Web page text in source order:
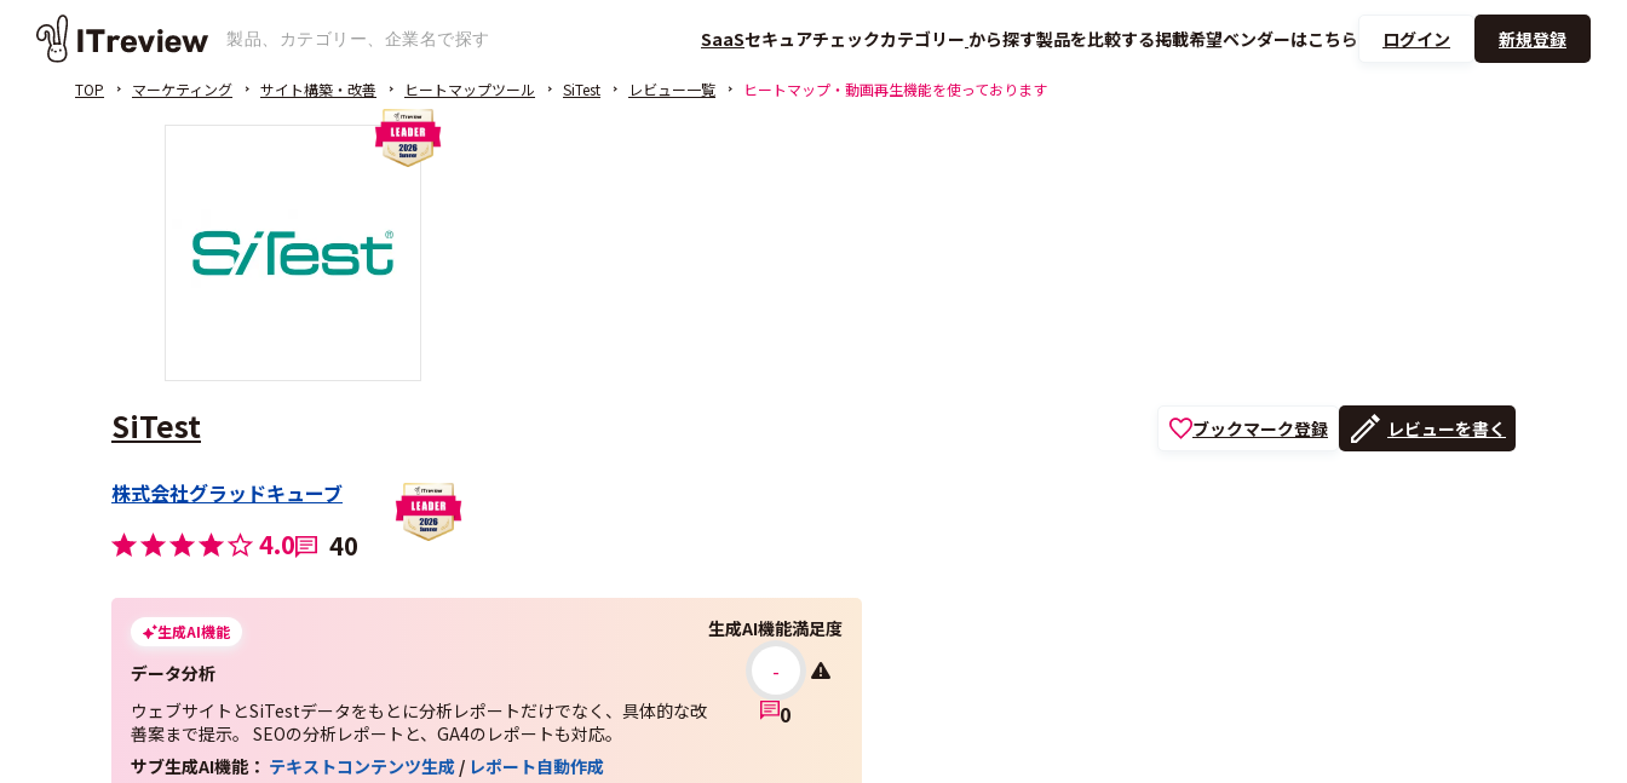
SaaSセキュアチェックカテゴリー から探す製品を比較する掲載希望ベンダーはこちら ログイン 新規登録
TOP マーケティング サイト構築・改善 ヒートマップツール SiTest レビュー一覧 ヒートマップ・動画再生機能を使っております
SiTest
株式会社グラッドキューブ
4.0 40
生成AI機能
データ分析
ウェブサイトとSiTestデータをもとに分析レポートだけでなく、具体的な改
善案まで提示。 SEOの分析レポートと、GA4のレポートも対応。
生成AI機能満足度
-
0
サブ生成AI機能： テキストコンテンツ生成 / レポート自動作成
ブックマーク登録 レビューを書く